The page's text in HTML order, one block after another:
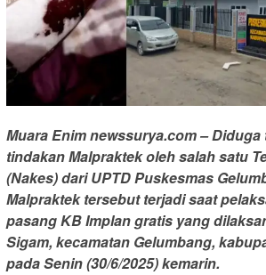
Muara Enim newssurya.com – Diduga
tindakan Malpraktek oleh salah satu
(Nakes) dari UPTD Puskesmas
Malpraktek tersebut terjadi saat
pasang KB Implan gratis yang
Sigam, kecamatan Gelumbang,
pada Senin (30/6/2025) kemarin.